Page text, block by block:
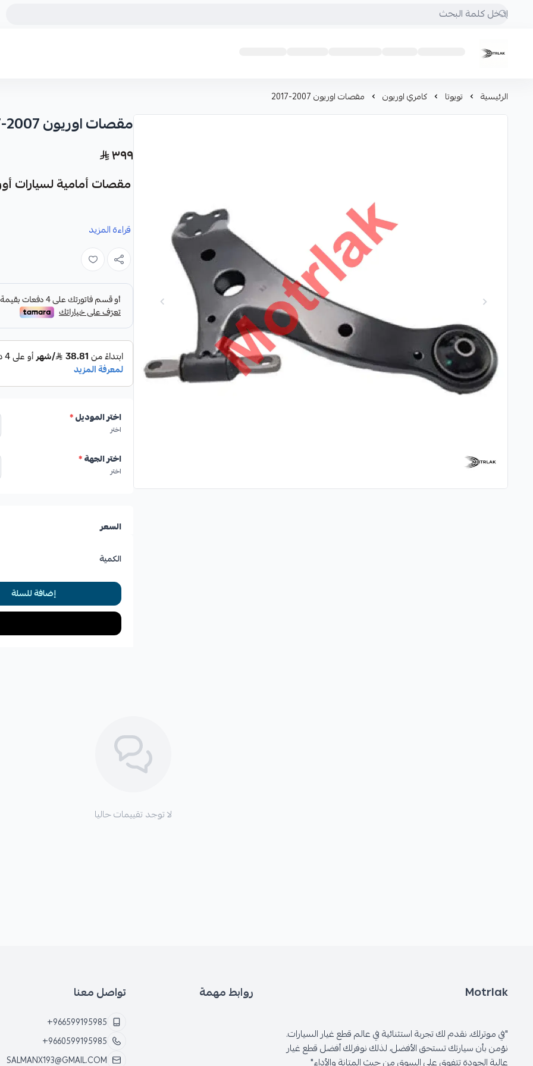
Motrlak
الرئيسية تويوتا كامري اوريون مقصات اوريون 2007-2017
مقصات اوريون 2007-2017
٣٩٩
مقصات أمامية لسيارات أوريون
متينة وعالية الجودة تضمن لك أداءً
المواصفات:
النوع:مقصات أمامية
بلد المنشأ:
قراءة المزيد
اختر الموديل*
اختر
اختر الجهة*
اختر
السعر
الكمية
إضافة للسلة
لا توجد تقييمات حاليا
Motrlak
"في موترلك، نقدم لك تجربة استثنائية في عالم قطع غيار السيارات.
نؤمن بأن سيارتك تستحق الأفضل، لذلك نوفرلك أفضل قطع غيار
عالية الجودة تتفوق على السوق من حيث المتانة والأداء"
روابط مهمة تواصل معنا
+966599195985
+9660599195985
SALMANX193@GMAIL.COM